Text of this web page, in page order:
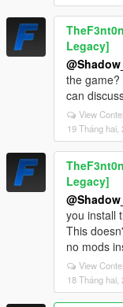
TheF3nt0n
Legacy]
the game?
can
View
19 Tháng hai,
TheF3nt0n
Legacy]
you install
This
no mods
View
18 Tháng hai,